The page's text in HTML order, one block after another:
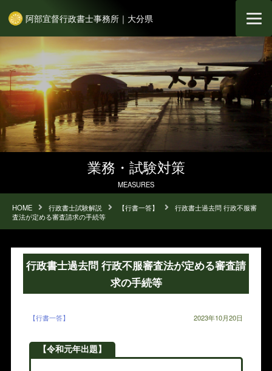
阿部宜督行政書士事務所｜大分県
業務・試験対策
MEASURES
HOME 行政書士試験解説 【行書一答】
行政書士過去問 行政不服審
査法が定める審査請求の手続等
行政書士過去問 行政不服審査法が定める審査請
求の手続等
【行書一答】 2023年10月20日
【令和元年出題】